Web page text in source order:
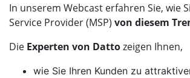
In unserem Webcast erfahren Sie, wie
Service Provider (MSP) von diesem
Die Experten von Dattozeigen Ihnen,
wie Sie Ihren Kunden zu